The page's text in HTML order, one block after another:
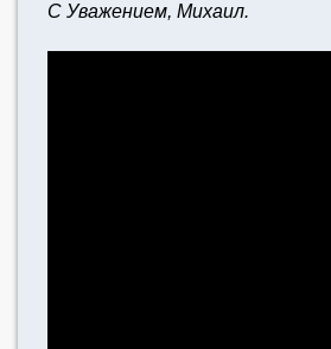
С Уважением, Михаил.